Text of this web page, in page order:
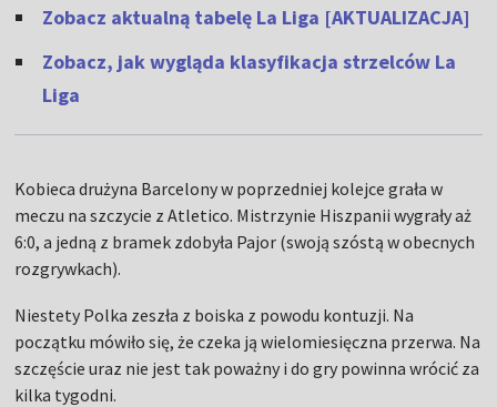
Zobacz aktualną tabelę La Liga [AKTUALIZACJA]
Zobacz, jak wygląda klasyfikacja strzelców La
Liga
Kobieca drużyna Barcelony w poprzedniej kolejce grała w
meczu na szczycie z Atletico. Mistrzynie Hiszpanii wygrały aż
6:0, a jedną z bramek zdobyła Pajor (swoją szóstą w obecnych
rozgrywkach).
Niestety Polka zeszła z boiska z powodu kontuzji. Na
początku mówiło się, że czeka ją wielomiesięczna przerwa. Na
szczęście uraz nie jest tak poważny i do gry powinna wrócić za
kilka tygodni.